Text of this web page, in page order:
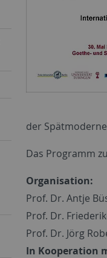
der
Das Programm
Organisation:
Prof. Dr. Antje
Prof. Dr.
Prof. Dr. Jörg
In Kooperation